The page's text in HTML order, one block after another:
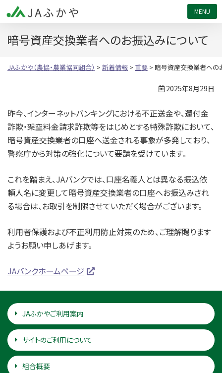
暗号資産交換業者へのお振込みについて
JAふかや（農協・農業協同組合） > 新着情報 > 重要 > 暗号資産交換業者への
2025年8月29日
昨今、インターネットバンキングにおける不正送金や、還付金
詐欺・架空料金請求詐欺等をはじめとする特殊詐欺において、
暗号資産交換業者の口座へ送金される事象が多発しており、
警察庁から対策の強化について要請を受けています。
これを踏まえ、JAバンクでは、口座名義人とは異なる振込依
頼人名に変更して暗号資産交換業者の口座へお振込みされ
る場合は、お取引を制限させていただく場合がございます。
利用者保護および不正利用防止対策のため、ご理解賜ります
ようお願い申しあげます。
JAバンクホームページ
JAふかやご利用案内
サイトのご利用について
組合概要